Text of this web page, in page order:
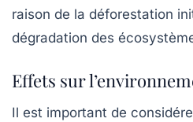
raison de la déforestation
dégradation des
Effets sur
Il est important de